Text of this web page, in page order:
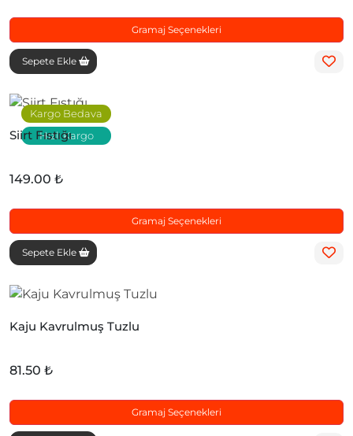
Gramaj Seçenekleri
Sepete Ekle
Kargo Bedava
Hızlı Kargo
Siirt Fıstığı
149.00 ₺
Gramaj Seçenekleri
Sepete Ekle
Kaju Kavrulmuş Tuzlu
81.50 ₺
Gramaj Seçenekleri